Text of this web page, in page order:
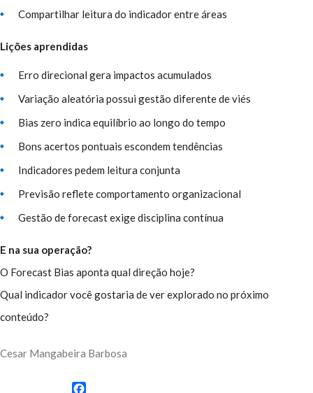
Compartilhar leitura do indicador entre áreas
Lições aprendidas
Erro direcional gera impactos acumulados
Variação aleatória possui gestão diferente de viés
Bias zero indica equilíbrio ao longo do tempo
Bons acertos pontuais escondem tendências
Indicadores pedem leitura conjunta
Previsão reflete comportamento organizacional
Gestão de forecast exige disciplina contínua
E na sua operação?
O Forecast Bias aponta qual direção hoje?
Qual indicador você gostaria de ver explorado no próximo
conteúdo?
Cesar Mangabeira Barbosa